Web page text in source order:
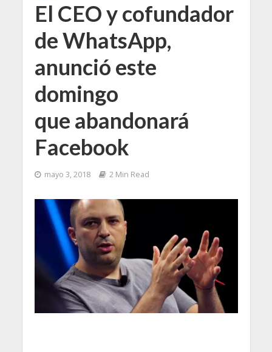
El CEO y cofundador
de WhatsApp,
anunció este
domingo
que abandonará
Facebook
mayo 3, 2018 2 Min Read